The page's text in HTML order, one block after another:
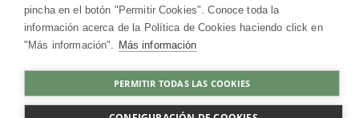
HerbolarioWeb © 2026. All Rights Reserved
pincha en el botón "Permitir Cookies". Conoce toda la
información acerca de la Política de Cookies haciendo click en
"Más información". Más información
PERMITIR TODAS LAS COOKIES